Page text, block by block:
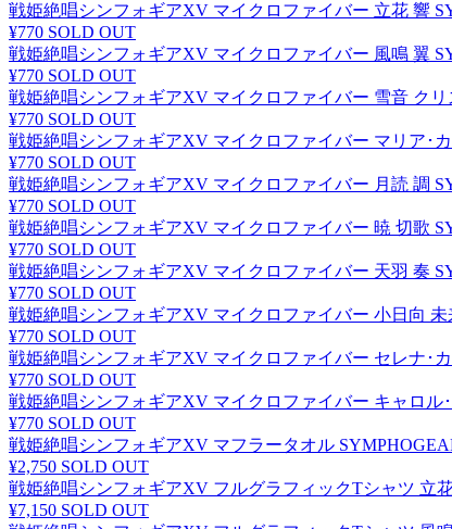
戦姫絶唱シンフォギアXV マイクロファイバー 立花 響
¥770 SOLD OUT
戦姫絶唱シンフォギアXV マイクロファイバー 風鳴 翼
¥770 SOLD OUT
戦姫絶唱シンフォギアXV マイクロファイバー 雪音 クリ
¥770 SOLD OUT
戦姫絶唱シンフォギアXV マイクロファイバー マリア･
¥770 SOLD OUT
戦姫絶唱シンフォギアXV マイクロファイバー 月読 調
¥770 SOLD OUT
戦姫絶唱シンフォギアXV マイクロファイバー 暁 切歌
¥770 SOLD OUT
戦姫絶唱シンフォギアXV マイクロファイバー 天羽 奏
¥770 SOLD OUT
戦姫絶唱シンフォギアXV マイクロファイバー 小日向 未
¥770 SOLD OUT
戦姫絶唱シンフォギアXV マイクロファイバー セレナ･
¥770 SOLD OUT
戦姫絶唱シンフォギアXV マイクロファイバー キャロル
¥770 SOLD OUT
戦姫絶唱シンフォギアXV マフラータオル
¥2,750 SOLD OUT
戦姫絶唱シンフォギアXV フルグラフィックTシャツ 立
¥7,150 SOLD OUT